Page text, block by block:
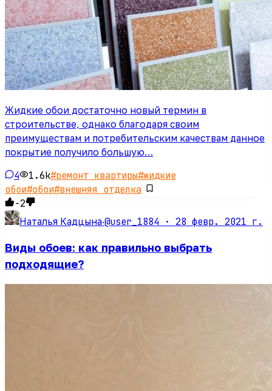
Жидкие обои достаточно новый термин в
строительстве, однако благодаря своим
преимуществам и потребительским качествам данное
покрытие получило большую…
4 1.6k#ремонт квартиры#жидкие
обои#обои#внешняя отделка
-2
Наталья Кадцына·@user_1884 · 28 февр. 2021 г.
Виды обоев: как правильно выбрать
подходящие?